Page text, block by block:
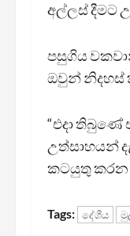
අල්ලස් දීමට
පසුගිය
ඔවුන් නිදහස්
“එදා තිබුණේ
උත්සාහයන්
කටයුතු කරන
Tags: දේශීය